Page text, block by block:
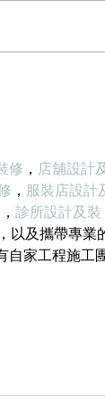
修 ， 店舖設計
， 服裝店設計
， 診所設計及裝
以及攜帶專業
自家工程施工